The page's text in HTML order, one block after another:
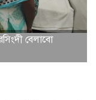
বেলাবো